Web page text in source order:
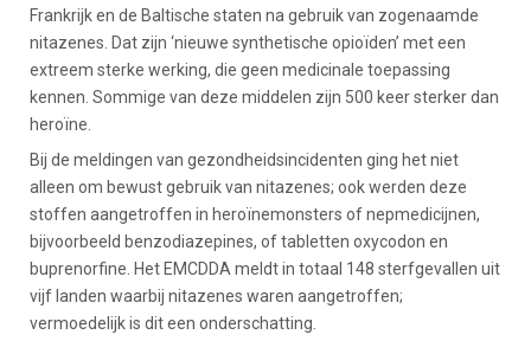
Frankrijk en de Baltische staten na gebruik van zogenaamde
nitazenes. Dat zijn ‘nieuwe synthetische opioïden’ met een
extreem sterke werking, die geen medicinale toepassing
kennen. Sommige van deze middelen zijn 500 keer sterker dan
heroïne.
Bij de meldingen van gezondheidsincidenten ging het niet
alleen om bewust gebruik van nitazenes; ook werden deze
stoffen aangetroffen in heroïnemonsters of nepmedicijnen,
bijvoorbeeld benzodiazepines, of tabletten oxycodon en
buprenorfine. Het EMCDDA meldt in totaal 148 sterfgevallen uit
vijf landen waarbij nitazenes waren aangetroffen;
vermoedelijk is dit een onderschatting.